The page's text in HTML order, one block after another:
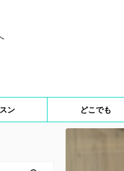
ン どこでも